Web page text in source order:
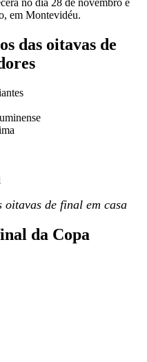
em Montevidéu.
das oitavas de
oitavas de final em casa
da Copa